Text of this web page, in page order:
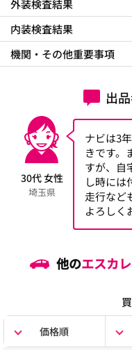
外装検査結果
内装検査結果
機関・その他重要事項
出
30代 女性
埼玉県
ナビは3
きです。
すが、自
し時には
走行など
よろしく
他のエスカ
価格順